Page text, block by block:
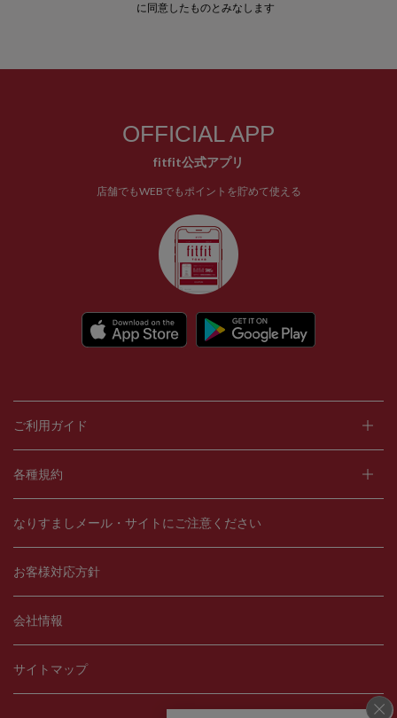
に同意したものとみなします
OFFICIAL APP
fitfit公式アプリ
店舗でもWEBでもポイントを貯めて使える
ご利用ガイド
各種規約
なりすましメール・サイトにご注意ください
お客様対応方針
会社情報
サイトマップ